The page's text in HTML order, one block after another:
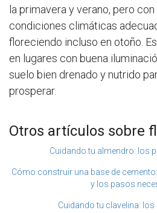
la primavera y verano, pero
condiciones climáticas
floreciendo incluso en otoño.
en lugares con buena
suelo bien drenado y nutrido
prosperar.
Otros artículos sobre
Cuidando tu almendro: los
Cómo construir una base de
y los pasos
Cuidando tu clavelina: